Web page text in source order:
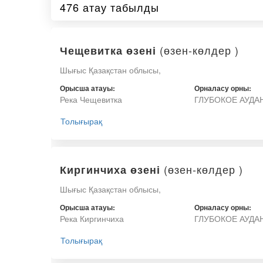
476 атау табылды
Чещевитка өзені (өзен-көлдер )
Шығыс Қазақстан облысы,
Орысша атауы:
Река Чещевитка
Орналасу орны:
ГЛУБОКОЕ
Толығырақ
Киргинчиха өзені (өзен-көлдер )
Шығыс Қазақстан облысы,
Орысша атауы:
Река Киргинчиха
Орналасу орны:
ГЛУБОКОЕ
Толығырақ